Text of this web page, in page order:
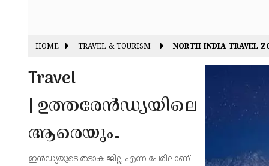
HOME TRAVEL & TOURISM NORTH INDIA TRAVEL
Travel
| ഉത്തരേന്‍ഡ്യയിലെ
ആരെയും
ഇന്‍ഡ്യയുടെ തടാക ജില്ല എന്ന പേരിലാണ്